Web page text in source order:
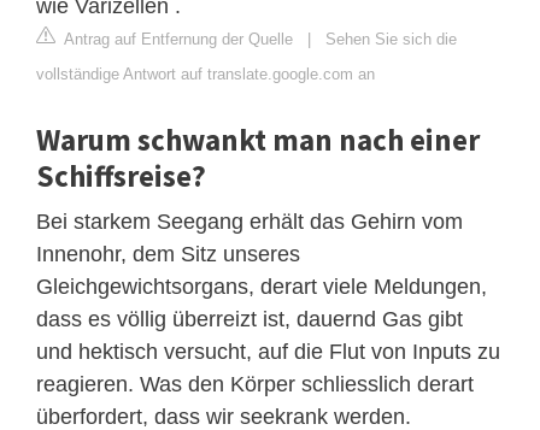
wie Varizellen .
Antrag auf Entfernung der Quelle | Sehen Sie sich die
vollständige Antwort auf translate.google.com an
Warum schwankt man nach einer
Schiffsreise?
Bei starkem Seegang erhält das Gehirn vom
Innenohr, dem Sitz unseres
Gleichgewichtsorgans, derart viele Meldungen,
dass es völlig überreizt ist, dauernd Gas gibt
und hektisch versucht, auf die Flut von Inputs zu
reagieren. Was den Körper schliesslich derart
überfordert, dass wir seekrank werden.